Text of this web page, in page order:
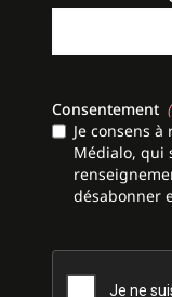
Consentement
Je consens
Médialo, qui
désabonner
CAPTCHA